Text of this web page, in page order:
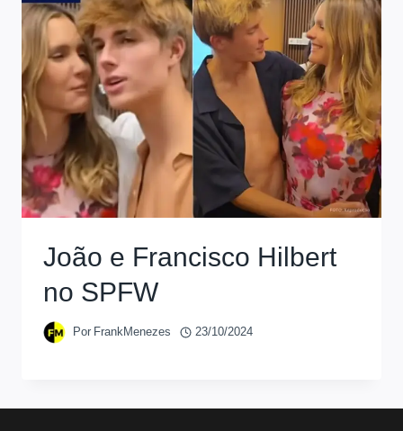
João e Francisco Hilbert
no SPFW
Por FrankMenezes 23/10/2024